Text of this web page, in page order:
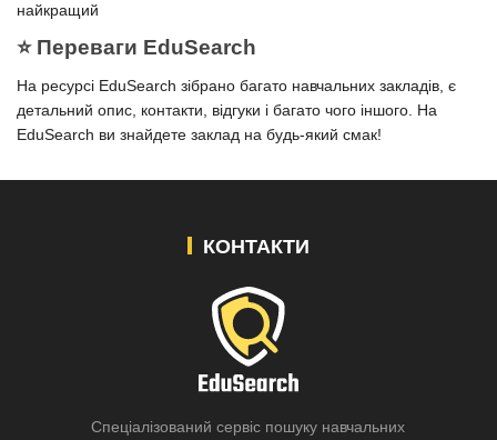
найкращий
⭐️ Переваги EduSearch
На ресурсі EduSearch зібрано багато навчальних закладів, є
детальний опис, контакти, відгуки і багато чого іншого. На
EduSearch ви знайдете заклад на будь-який смак!
КОНТАКТИ
Спеціалізований сервіс пошуку навчальних